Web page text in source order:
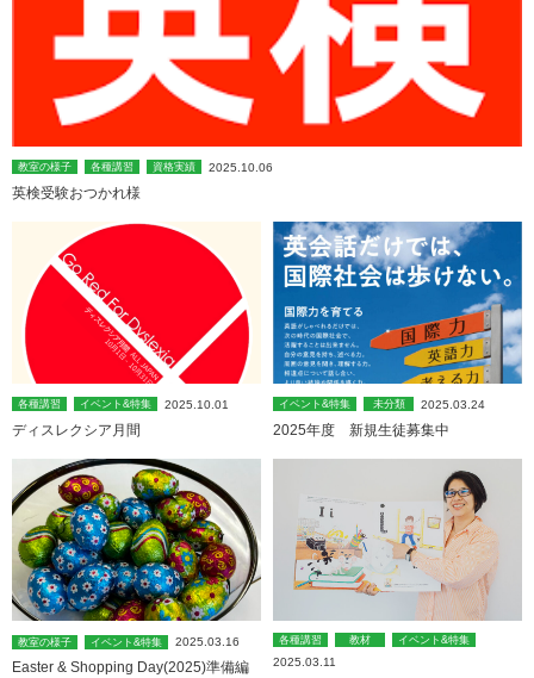
教室の様子 各種講習 資格実績 2025.10.06
英検受験おつかれ様
各種講習 イベント&特集 2025.10.01
ディスレクシア月間
イベント&特集 未分類 2025.03.24
2025年度 新規生徒募集中
教室の様子 イベント&特集 2025.03.16
Easter & Shopping Day(2025)準備編
各種講習 教材 イベント&特集
2025.03.11